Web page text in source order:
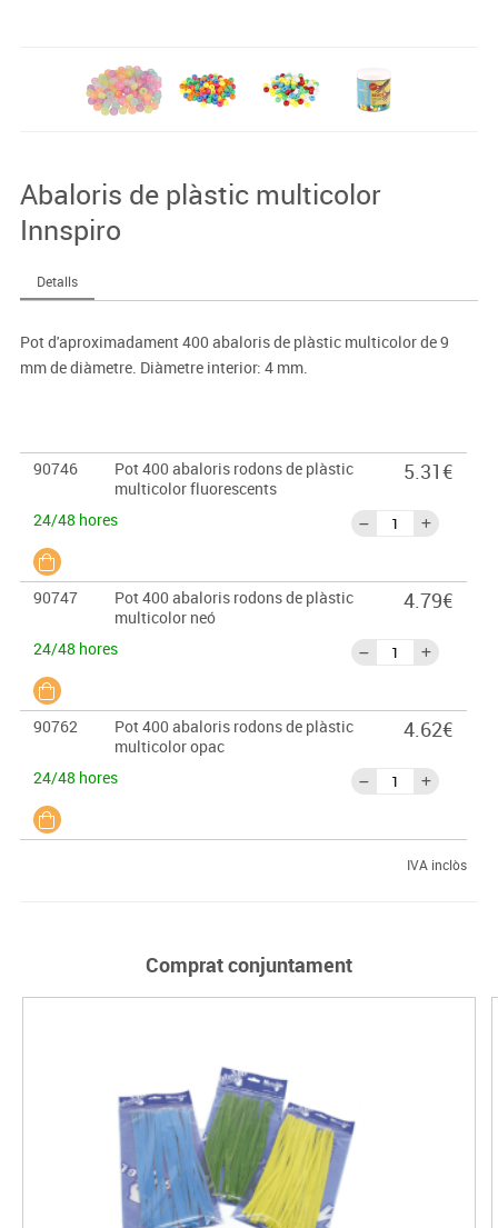
Abaloris de plàstic multicolor
Innspiro
Detalls
Pot d'aproximadament 400 abaloris de plàstic multicolor de 9
mm de diàmetre. Diàmetre interior: 4 mm.
90746
Pot 400 abaloris rodons de plàstic
multicolor fluorescents
24/48 hores
5.31€
90747
Pot 400 abaloris rodons de plàstic
multicolor neó
24/48 hores
4.79€
90762
Pot 400 abaloris rodons de plàstic
multicolor opac
24/48 hores
4.62€
IVA inclòs
Comprat conjuntament